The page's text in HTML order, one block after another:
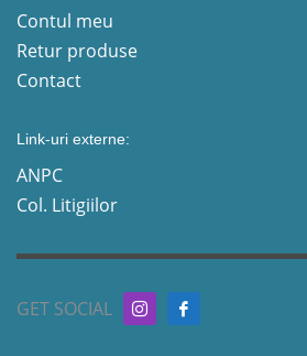
Contul meu
Retur produse
Contact
Link-uri externe:
ANPC
Col. Litigiilor
GET SOCIAL